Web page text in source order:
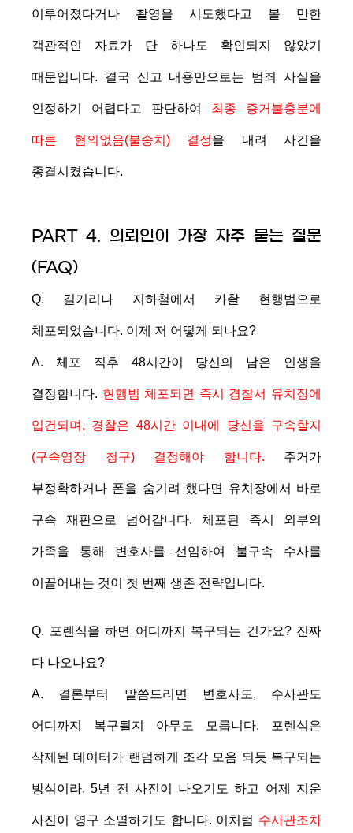
이루어졌다거나 촬영을 시도했다고 볼 만한
객관적인 자료가 단 하나도 확인되지 않았기
때문입니다. 결국 신고 내용만으로는 범죄 사실을
인정하기 어렵다고 판단하여 최종 증거불충분에
따른 혐의없음(불송치) 결정을 내려 사건을
종결시켰습니다.
PART 4. 의뢰인이 가장 자주 묻는 질문
(FAQ)
Q. 길거리나 지하철에서 카촬 현행범으로
체포되었습니다. 이제 저 어떻게 되나요?
A. 체포 직후 48시간이 당신의 남은 인생을
결정합니다. 현행범 체포되면 즉시 경찰서 유치장에
입건되며, 경찰은 48시간 이내에 당신을 구속할지
(구속영장 청구) 결정해야 합니다. 주거가
부정확하거나 폰을 숨기려 했다면 유치장에서 바로
구속 재판으로 넘어갑니다. 체포된 즉시 외부의
가족을 통해 변호사를 선임하여 불구속 수사를
이끌어내는 것이 첫 번째 생존 전략입니다.
Q. 포렌식을 하면 어디까지 복구되는 건가요? 진짜
다 나오나요?
A. 결론부터 말씀드리면 변호사도, 수사관도
어디까지 복구될지 아무도 모릅니다. 포렌식은
삭제된 데이터가 랜덤하게 조각 모음 되듯 복구되는
방식이라, 5년 전 사진이 나오기도 하고 어제 지운
사진이 영구 소멸하기도 합니다. 이처럼 수사관조차